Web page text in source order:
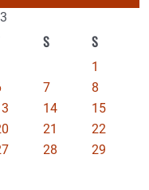
S S
1
7
8
14
15
21
22
28
29